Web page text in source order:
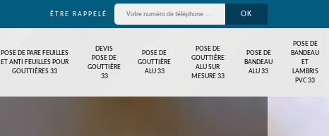
ÊTRE RAPPELÉ
POSE DE PARE FEUILLES
ET ANTI FEUILLES POUR
GOUTTIÈRES 33
DEVIS
POSE DE
GOUTTIÈRE
33
POSE DE
GOUTTIÈRE
ALU 33
POSE DE
GOUTTIÈRE
ALU SUR
MESURE 33
POSE DE
BANDEAU
ALU 33
POSE DE
BANDEAU
ET
LAMBRIS
PVC 33